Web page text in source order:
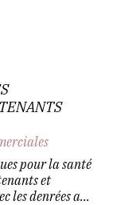
pour la santé
et
les denrées a...